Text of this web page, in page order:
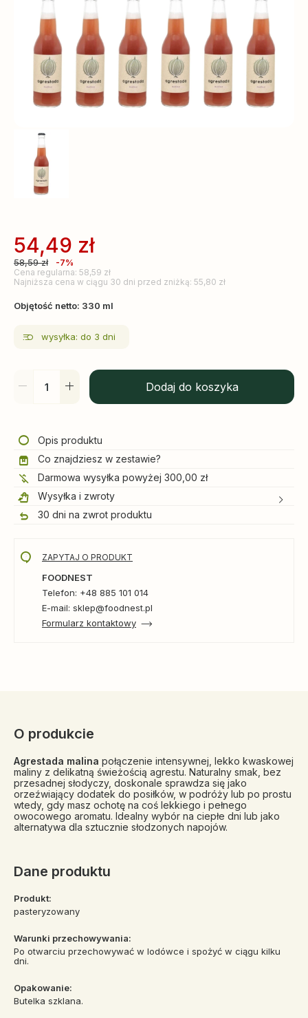
54,49 zł
58,59zł -7%
Cena regularna: 58,59 zł
Najniższa cena w ciągu 30 dni przed zniżką: 55,80 zł
Objętość netto: 330 ml
wysyłka: do 3 dni
Dodaj do koszyka
Opis produktu
Co znajdziesz w zestawie?
Darmowa wysyłka powyżej 300,00 zł
Wysyłka i zwroty
30 dni na zwrot produktu
ZAPYTAJ O PRODUKT
FOODNEST
Telefon: +48 885 101 014
E-mail: sklep@foodnest.pl
Formularz kontaktowy
O produkcie
Agrestada malina połączenie intensywnej, lekko kwaskowej
maliny z delikatną świeżością agrestu. Naturalny smak, bez
przesadnej słodyczy, doskonale sprawdza się jako
orzeźwiający dodatek do posiłków, w podróży lub po prostu
wtedy, gdy masz ochotę na coś lekkiego i pełnego
owocowego aromatu. Idealny wybór na ciepłe dni lub jako
alternatywa dla sztucznie słodzonych napojów.
Dane produktu
Produkt:
pasteryzowany
Warunki przechowywania:
Po otwarciu przechowywać w lodówce i spożyć w ciągu kilku
dni.
Opakowanie:
Butelka szklana.